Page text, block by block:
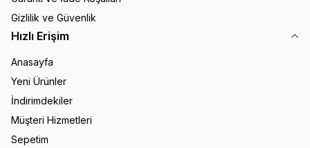
Gizlilik ve Güvenlik
Hızlı Erişim
Anasayfa
Yeni Ürünler
İndirimdekiler
Müşteri Hizmetleri
Sepetim